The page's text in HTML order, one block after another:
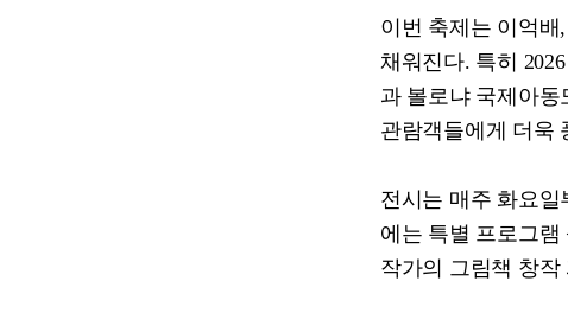
이번 축제는 이억배 ,
채워진다. 특히 2026
과 볼로냐 국제아동
관람객들에게 더욱
전시는 매주 화요
에는 특별 프로그램
작가의 그림책 창